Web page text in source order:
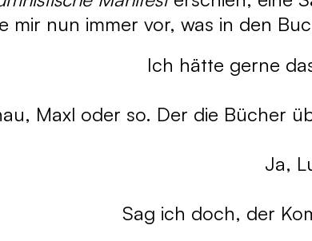
mir nun immer vor, was in den
Ich hätte gerne
Maxl oder so. Der die Bücher
Ja,
Sag ich doch, der